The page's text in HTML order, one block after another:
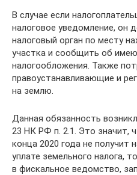
В случае если
налоговое уведомление, он
налоговый орган по месту
участка и сообщить об
налогообложения. Также
правоустанавливающие и
на землю.
Данная обязанность
23 НК РФ п. 2.1. Это значит,
конца 2020 года не получит
уплате земельного налога,
в фискальное ведомство,